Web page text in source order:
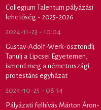
Collegium Talentum pályázási
lehetőség - 2025-2026
2024-11-23 - 10:04
Gustav-Adolf-Werk-ösztöndíj.
Tanulj a Lipcsei Egyetemen,
ismerd meg a németországi
protestáns egyházat
2024-10-25 - 08:34
Pályázati felhívás Márton Áron-